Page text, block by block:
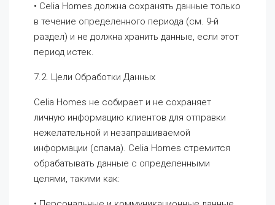
• Celia Homes должна сохранять данные только
в течение определенного периода (см. 9-й
раздел) и не должна хранить данные, если этот
период истек.
7.2. Цели Обработки Данных
Celia Homes не собирает и не сохраняет
личную информацию клиентов для отправки
нежелательной и незапрашиваемой
информации (спама). Celia Homes стремится
обрабатывать данные с определенными
целями, такими как: